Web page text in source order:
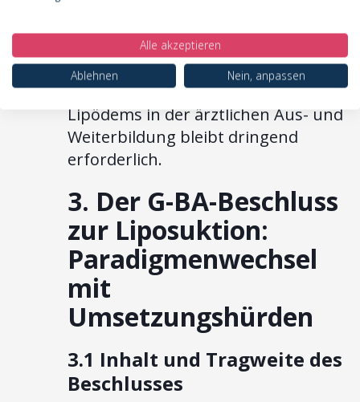
Hilfsmitteln ist noch nicht möglich.
Eine systematische Verbesserung der
curricularen Verankerung des
Lipödems in der ärztlichen Aus- und
Weiterbildung bleibt dringend
erforderlich.
3. Der G-BA-Beschluss
zur Liposuktion:
Paradigmenwechsel
mit
Umsetzungshürden
3.1 Inhalt und Tragweite des
Beschlusses
Alle akzeptieren
Ablehnen
Nein, anpassen